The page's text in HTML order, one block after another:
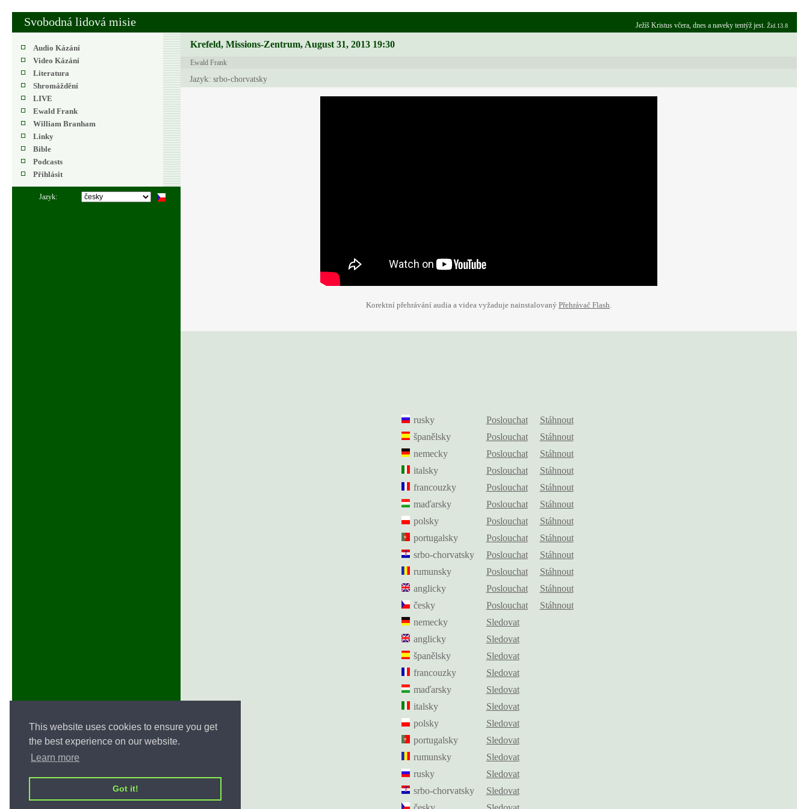
This website uses cookies to ensure you get
the best experience on our website.
Learn more
Got it!
Svobodná lidová misie Ježíš Kristus včera, dnes a naveky tentýž jest. Žid.13.8
Audio Kázání
Video Kázání
Literatura
Shromáždění
LIVE
Ewald Frank
William Branham
Linky
Bible
Podcasts
Přihlásit
Jazyk:
Krefeld, Missions-Zentrum, August 31, 2013 19:30
Ewald Frank
Jazyk: srbo-chorvatsky
Korektní přehrávání audia a videa vyžaduje nainstalovaný Přehrávač Flash.
rusky Poslouchat
Stáhnout
španělsky
Poslouchat
Stáhnout
nemecky
Poslouchat
Stáhnout
italsky
Poslouchat
Stáhnout
francouzky
Poslouchat
Stáhnout
maďarsky
Poslouchat
Stáhnout
polsky
Poslouchat
Stáhnout
portugalsky
Poslouchat
Stáhnout
srbo-chorvatsky
Poslouchat
Stáhnout
rumunsky
Poslouchat
Stáhnout
anglicky
Poslouchat
Stáhnout
česky
Poslouchat
Stáhnout
nemecky
Sledovat
anglicky
Sledovat
španělsky
Sledovat
francouzky
Sledovat
maďarsky
Sledovat
italsky
Sledovat
polsky
Sledovat
portugalsky
Sledovat
rumunsky
Sledovat
rusky
Sledovat
srbo-chorvatsky
Sledovat